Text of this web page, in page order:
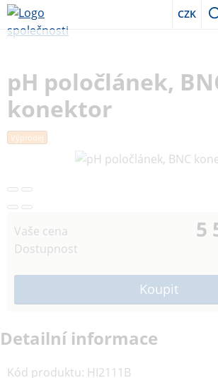
CZK
pH poločlánek,
konektor
Výprodej
Vaše cena 5
Dostupnost
Detailní informace
Kód produktu: HI2111B